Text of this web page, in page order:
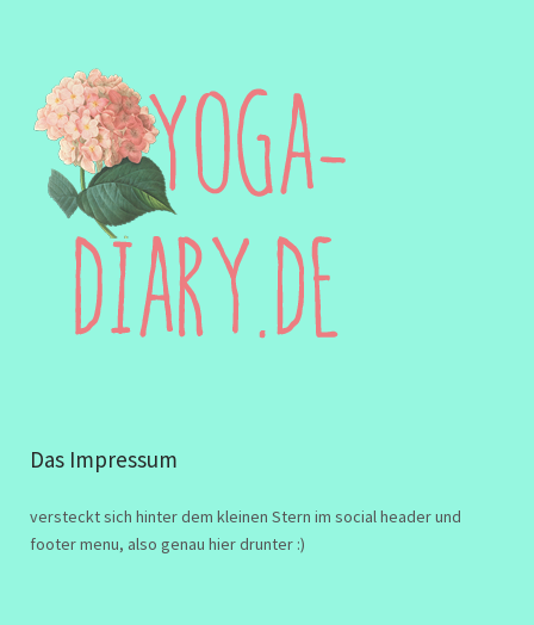
Das Impressum
versteckt sich hinter dem kleinen Stern im social header und
footer menu, also genau hier drunter :)